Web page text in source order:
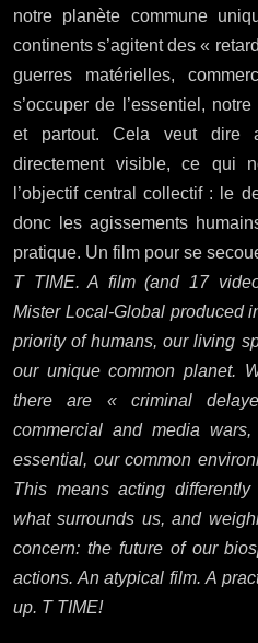
notre planète commune
continents s’agitent des «
guerres matérielles,
s’occuper de l’essentiel,
et partout. Cela veut dire
directement visible, ce qui
l’objectif central collectif : le
donc les agissements
pratique. Un film pour se
T TIME. A film (and 17
Mister Local-Global produced
priority of humans, our living
our unique common planet.
there are « criminal
commercial and media
essential, our common
This means acting
what surrounds us, and
concern: the future of our
actions. An atypical film. A
up. T TIME!